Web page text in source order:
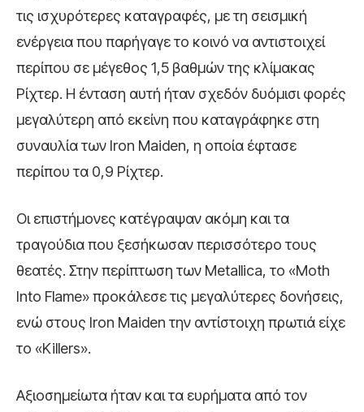
τις ισχυρότερες καταγραφές, με τη σεισμική
ενέργεια που παρήγαγε το κοινό να αντιστοιχεί
περίπου σε μέγεθος 1,5 βαθμών της κλίμακας
Ρίχτερ. Η ένταση αυτή ήταν σχεδόν δυόμισι φορές
μεγαλύτερη από εκείνη που καταγράφηκε στη
συναυλία των Iron Maiden, η οποία έφτασε
περίπου τα 0,9 Ρίχτερ.
Οι επιστήμονες κατέγραψαν ακόμη και τα
τραγούδια που ξεσήκωσαν περισσότερο τους
θεατές. Στην περίπτωση των Metallica, το «Moth
Into Flame» προκάλεσε τις μεγαλύτερες δονήσεις,
ενώ στους Iron Maiden την αντίστοιχη πρωτιά είχε
το «Killers».
Αξιοσημείωτα ήταν και τα ευρήματα από τον